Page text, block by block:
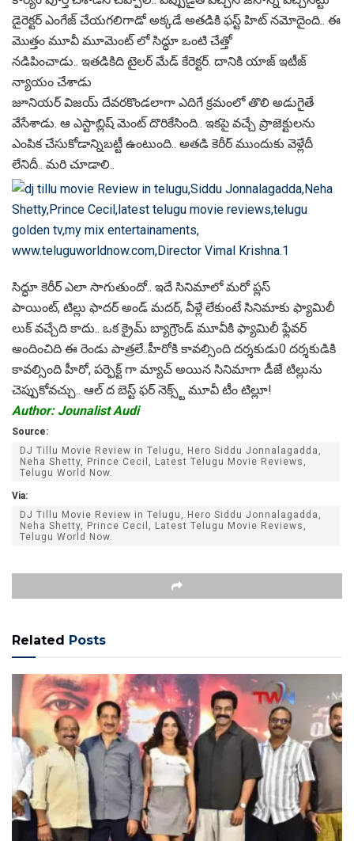
డైరెక్ట‌ర్ ఎంగేజ్ చేయ‌గ‌లిగాడో అక్క‌డే అత‌డికి ఫ‌స్ట్ హిట్ న‌మోదైంది.. ఈ
మొత్తం మూవీ మూమెంట్ లో సిద్ధూ ఒంటి చేత్తో
న‌డిపించాడు.. ఇత‌డికిది టైల‌ర్ మేడ్ కేరెక్ట‌ర్. దానికి యాజ్ ఇటీజ్
న్యాయం చేశాడు
జూనియ‌ర్ విజ‌య్ దేవ‌రకొండ‌లాగా ఎదిగే క్ర‌మంలో తొలి అడుగైతే
వేసేశాడు. ఆ ఎస్టాబ్లిష్ మెంట్ దొరికేసింది.. ఇక‌పై వ‌చ్చే ప్రాజెక్టుల‌ను
ఎంపిక చేసుకోడాన్నిబ‌ట్టీ ఉంటుంది.. అత‌డి కెరీర్ ముందుకు వెళ్లేదీ
లేనిదీ.. మ‌రి చూడాలి..
సిద్ధూ కెరీర్ ఎలా సాగుతుందో.. ఇదే సినిమాలో మ‌రో ప్ల‌స్
పాయింట్, టిల్లు ఫాద‌ర్ అండ్ మ‌ద‌ర్, వీళ్లే లేకుంటే సినిమాకు ఫ్యామిలీ
లుక్ వ‌చ్చేది కాదు.. ఒక క్రైమ్ బ్యాగ్రౌండ్ మూవీకి ఫ్యామిలీ ఫ్లేవ‌ర్
అందించిది ఈ రెండు పాత్ర‌లే..హీరోకి కావ‌ల్సింది ద‌ర్శ‌కుడు0 ద‌ర్శ‌కుడికి
కావ‌ల్సింది హీరో, ప‌ర్ఫెక్ట్ గా మ్యాచ్ అయిన‌ సినిమాగా డీజే టిల్లును
చెప్పుకోవ‌చ్చు.. ఆల్ ద బెస్ట్ ఫ‌ర్ నెక్స్ట్ మూవీ టీం టిల్లూ!
Author: Jounalist Audi
Source:
DJ Tillu Movie Review in Telugu, Hero Siddu Jonnalagadda,
Neha Shetty, Prince Cecil, Latest Telugu Movie Reviews,
Telugu World Now.
Via:
DJ Tillu Movie Review in Telugu, Hero Siddu Jonnalagadda,
Neha Shetty, Prince Cecil, Latest Telugu Movie Reviews,
Telugu World Now.
Related Posts